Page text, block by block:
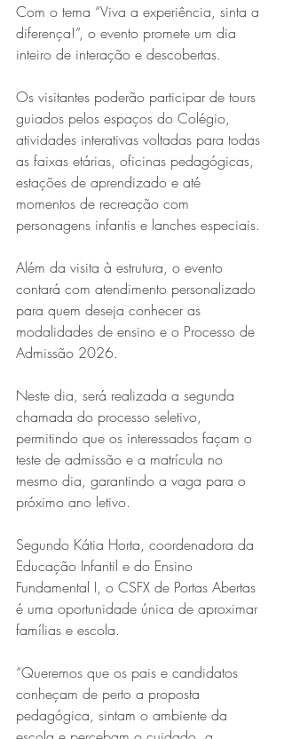
Série MPB abre temporada de
shows em Ipatinga com Flávio
Venturini
Com o tema “Viva a experiência, sinta a
diferença!”, o evento promete um dia
inteiro de interação e descobertas.
Os visitantes poderão participar de tours
guiados pelos espaços do Colégio,
atividades interativas voltadas para todas
as faixas etárias, oficinas pedagógicas,
estações de aprendizado e até
momentos de recreação com
personagens infantis e lanches especiais.
Além da visita à estrutura, o evento
contará com atendimento personalizado
para quem deseja conhecer as
modalidades de ensino e o Processo de
Admissão 2026.
Neste dia, será realizada a segunda
chamada do processo seletivo,
permitindo que os interessados façam o
teste de admissão e a matrícula no
mesmo dia, garantindo a vaga para o
próximo ano letivo.
Segundo Kátia Horta, coordenadora da
Educação Infantil e do Ensino
Fundamental I, o CSFX de Portas Abertas
é uma oportunidade única de aproximar
famílias e escola.
“Queremos que os pais e candidatos
conheçam de perto a proposta
pedagógica, sintam o ambiente da